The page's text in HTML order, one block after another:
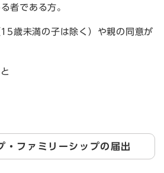
者である方。
歳未満の子は除く）や親の同意が
・ファミリーシップの届出